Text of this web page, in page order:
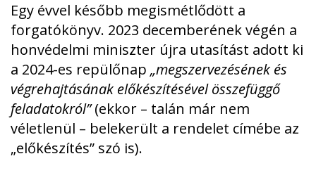
Egy évvel később megismétlődött a
forgatókönyv. 2023 decemberének végén a
honvédelmi miniszter újra utasítást adott ki
a 2024-es repülőnap „megszervezésének és
végrehajtásának előkészítésével összefüggő
feladatokról”(ekkor – talán már nem
véletlenül – belekerült a rendelet címébe az
„előkészítés” szó is).